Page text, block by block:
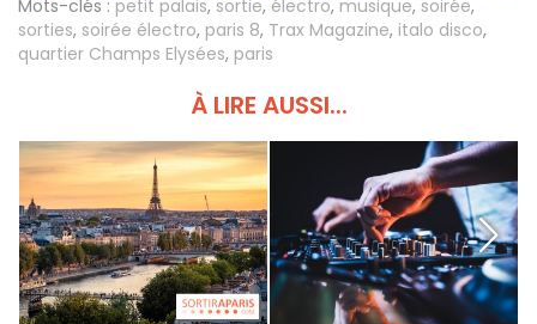
Mots-clés : petit palais, sortie, électro, musique, soirée,
sorties, soirée électro, paris 8, Trax Magazine, italo disco,
quartier Champs Elysées, paris
À LIRE AUSSI...